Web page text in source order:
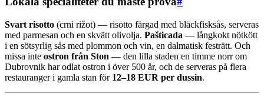
Svart risotto (crni rižot) — risotto färgad med bläckfisksås, serveras
med parmesan och en skvätt olivolja. Pašticada — långkokt nötkött
i en sötsyrlig sås med plommon och vin, en dalmatisk festrätt. Och
missa inte ostron från Ston — den lilla staden en timme norr om
Dubrovnik har odlat ostron i över 500 år, och de serveras på flera
restauranger i gamla stan för 12–18 EUR per dussin.